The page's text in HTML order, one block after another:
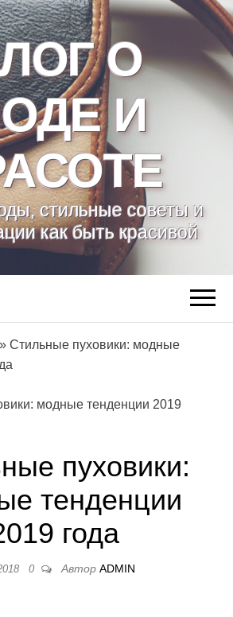
О
И
стильные советы и
как быть красивой
» Стильные пуховики: модные
пуховики:
тенденции
года
0 Автор ADMIN